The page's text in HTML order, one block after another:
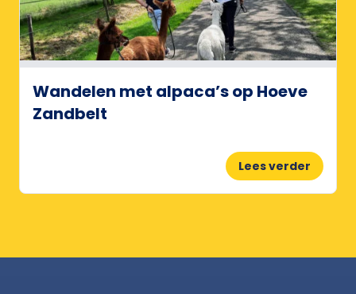
Wandelen met alpaca’s op Hoeve
Zandbelt
Lees verder